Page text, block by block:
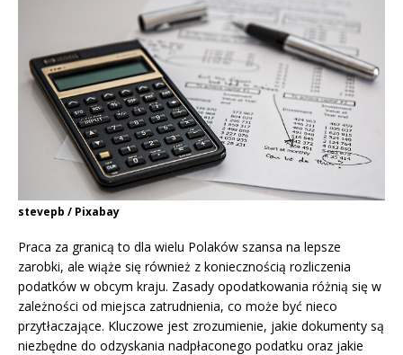
stevepb / Pixabay
Praca za granicą to dla wielu Polaków szansa na lepsze
zarobki, ale wiąże się również z koniecznością rozliczenia
podatków w obcym kraju. Zasady opodatkowania różnią się w
zależności od miejsca zatrudnienia, co może być nieco
przytłaczające. Kluczowe jest zrozumienie, jakie dokumenty są
niezbędne do odzyskania nadpłaconego podatku oraz jakie